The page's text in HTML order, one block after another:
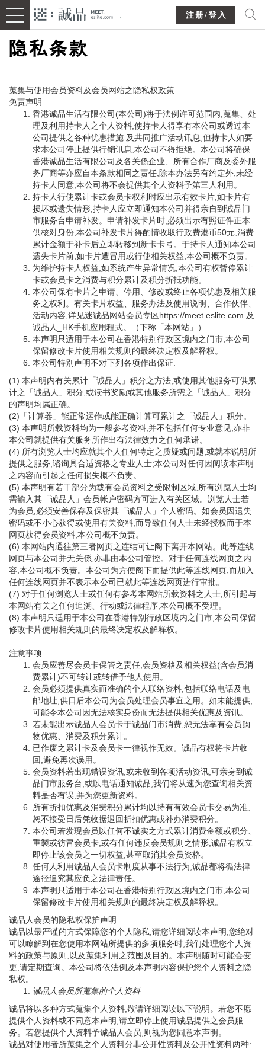
注册/登入
隐私条款
蒐集与使用会员资料及会员网站之隐私权政策
免责声明
香港诚品生活有限公司(本公司)将于法例许可范围内,蒐集、处
理及利用持卡人之个人资料,使持卡人得享有本公司或透过本
公司提供之各种优惠措施 及共同推广活动讯息,但持卡人如要
求本公司停止提供行销讯息,本公司不得拒绝。本公司将确保
香港诚品生活有限公司及各关係企业、所有合作厂商及委外服
务厂商等亦应自本条款相同之责任,除本办法另有约定外,未经
持卡人同意,本公司将不会提供其个人资料予第三人利用。
持卡人行使累计卡或会员卡权利时应出示有效卡片,如卡片有
损坏或遗失情形,持卡人应立即通知本公司并得亲自到诚品门
市服务台申请补发。申请补发卡片时,必须出示有照证件正本
供核对身份,本公司补发卡片得酌情收取行政费港币50元,消费
累计金额于补卡后立即转移到新卡卡号。于持卡人通知本公司
遗失卡片前,如卡片遭冒用或行使相关权益,本公司概不负责。
为维护持卡人权益,如系统产生异常情况,本公司有权暂停累计
卡或会员卡之消费与积分累计及积分折抵功能。
本公司保有卡片之申请、停用、修改或终止各项优惠及相关服
务之权利。有关卡片权益、服务办法及使用说明、合作伙伴、
活动内容,详见迷诚品网站会员专区https://meet.eslite.com 及
诚品人_HK手机应用程式。（下称「本网站」）
本声明只适用于本公司在香港特别行政区境内之门市,本公司
保留修改卡片使用相关规则的最终决定权及解释权。
本公司特别声明不对下列各项作出保证:
(1) 本声明内有关累计「诚品人」积分之方法,或使用其他服务可供累
计之「诚品人」积分,或读书奖励或其他服务所需之「诚品人」积分
的声明均属正确。
(2)「计算器」能正常运作或能正确计算可累计之「诚品人」积分。
(3) 本声明所载资料均为一般参考资料,并不包括任何专业意见,亦非
本公司就提供有关服务所作出有法律效力之任何承诺。
(4) 所有浏览人士均应就其个人任何特定之质疑或问题,或就本说明所
提供之服务,谘询具合适资格之专业人士;本公司对任何因阅读本声明
之内容而引起之任何损失概不负责。
(5) 本声明有若干部分为载有会员资料之受限制区域,所有浏览人士均
需输入其「诚品人」会员帐户密码方可进入有关区域。浏览人士若
为会员,必须安善保存及保密其「诚品人」个人密码。如会员因遗失
密码或不小心获得或使用有关资料,而导致任何人士未经授权而于本
网页获得会员资料,本公司概不负责。
(6) 本网站内通往第三者网页之连结可让阁下离开本网站。此等连线
网页与本公司并无关係,亦非由本公司管控。对于任何连线网页之内
容,本公司概不负责。本公司为方便阁下而提供此等连线网页,而加入
任何连线网页并不表示本公司已就此等连线网页进行审批。
(7) 对于任何浏览人士或任何有参考本网站所载资料之人士,所引起与
本网站有关之任何追溯、行动或法律程序,本公司概不受理。
(8) 本声明只适用于本公司在香港特别行政区境内之门市,本公司保留
修改卡片使用相关规则的最终决定权及解释权。
注意事项
会员应善尽会员卡保管之责任,会员资格及相关权益(含会员消
费累计)不可转让或转借予他人使用。
会员必须提供真实而准确的个人联络资料,包括联络电话及电
邮地址,供日后本公司为会员处理会员事宜之用。如未能提供,
可能令本公司因无法核实身份而无法提供相关优惠及资讯。
若未能出示诚品人会员卡于诚品门市消费,恕无法享有会员购
物优惠、消费及积分累计。
已作废之累计卡及会员卡一律视作无效。诚品有权将卡片收
回,避免再次误用。
会员资料若出现错误资讯,或未收到各项活动资讯,可亲身到诚
品门市服务台,或以电话通知诚品,我们将从速为您查询相关资
料是否有误,并为您更新资料。
所有折扣优惠及消费积分累计均以持有有效会员卡交易为准,
恕不接受日后凭收据退回折扣优惠或补办消费积分。
本公司若发现会员以任何不诚实之方式累计消费金额或积分、
重製或彷冒会员卡,或有任何违反会员规则之情形,诚品有权立
即停止该会员之一切权益,甚至取消其会员资格。
任何人利用诚品人会员卡制度从事不法行为,诚品都将循法律
途径追究其应负之法律责任。
本声明只适用于本公司在香港特别行政区境内之门市,本公司
保留修改卡片使用相关规则的最终决定权及解释权。
诚品人会员的隐私权保护声明
诚品以最严谨的方式保障您的个人隐私,请您详细阅读本声明,您绝对
可以瞭解到在您使用本网站所提供的多项服务时,我们处理您个人资
料的政策与原则,以及蒐集利用之范围及目的。本声明随时可能会变
更,请定期查询。本公司将依法例及本声明内容保护您个人资料之隐
私权。
诚品人会员所蒐集的个人资料
诚品将以多种方式蒐集个人资料,敬请详细阅读以下说明。若您不愿
提供个人资料或不同意本声明,请立即停止使用诚品提供之会员服
务。若您提供个人资料予诚品人会员,则视为您同意本声明。
诚品对使用者所蒐集之个人资料分非公开性资料及公开性资料两种: